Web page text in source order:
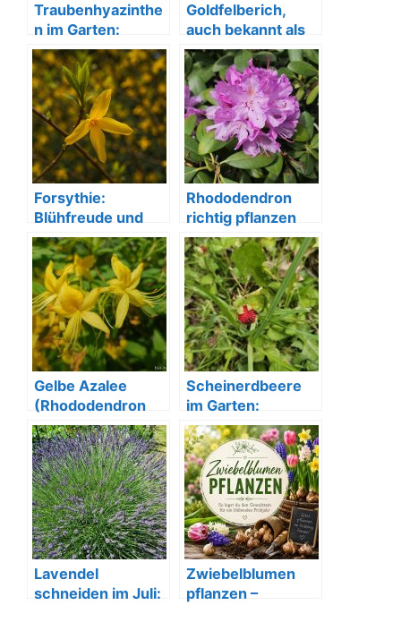
Traubenhyazinthe
n im Garten:
Pflegeleicht und
bienenfreundlich
Goldfelberich,
auch bekannt als
Punktierter
Gilbweiderich
Forsythie:
Blühfreude und
Pflege im
Frühlingsgarten
Rhododendron
richtig pflanzen
und pflegen
Gelbe Azalee
(Rhododendron
luteum) die
Duftende
Schönheit
Scheinerdbeere
im Garten:
Hübsch, aber kein
Genuss
Lavendel
schneiden im Juli:
Zwiebelblumen
pflanzen –